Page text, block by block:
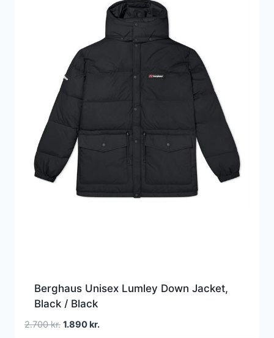
Berghaus Unisex Lumley Down Jacket,
Black / Black
2.700kr. Den
1.890kr.Den